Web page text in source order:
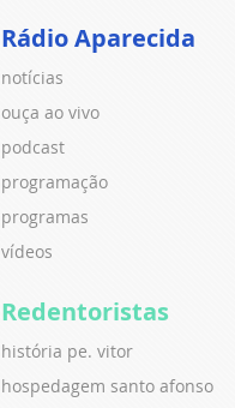
Rádio Aparecida
notícias
ouça ao vivo
podcast
programação
programas
vídeos
Redentoristas
história pe. vitor
hospedagem santo afonso